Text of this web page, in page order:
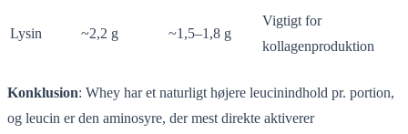
Lysin ~2,2 g ~1,5–1,8 g
Vigtigt for
kollagenproduktion
Konklusion: Whey har et naturligt højere leucinindhold pr. portion,
og leucin er den aminosyre, der mest direkte aktiverer